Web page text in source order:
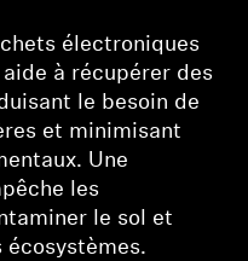
électroniques
à récupérer des
le besoin de
et minimisant
Une
les
le sol et
écosystèmes.